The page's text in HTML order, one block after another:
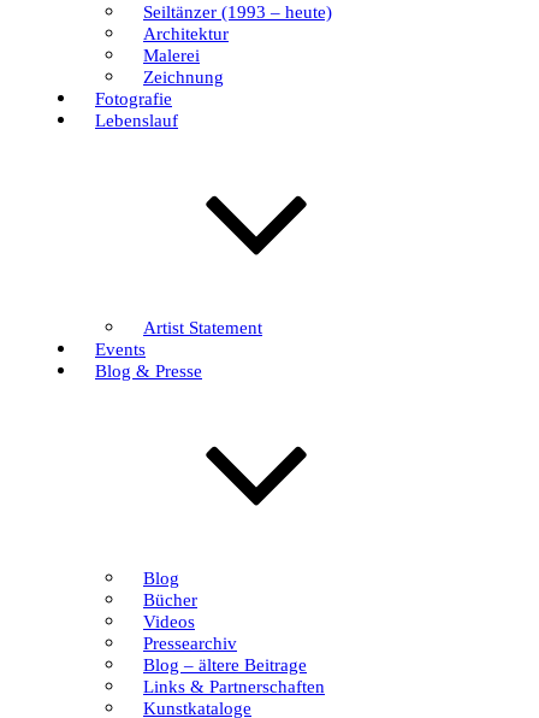
Seiltänzer (1993 – heute)
Architektur
Malerei
Zeichnung
Fotografie
Lebenslauf
Artist Statement
Events
Blog & Presse
Blog
Bücher
Videos
Pressearchiv
Blog – ältere Beitrage
Links & Partnerschaften
Kunstkataloge